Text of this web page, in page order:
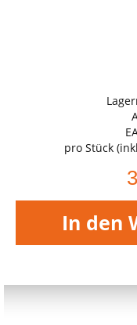
pro Stück
In den